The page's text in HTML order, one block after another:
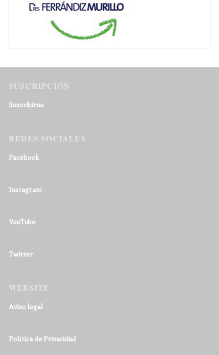
SUSCRIPCIÓN
Suscribirse
REDES SOCIALES
Facebook
Instagram
YouTube
Twitter
WEBSITE
Aviso legal
Política de Privacidad